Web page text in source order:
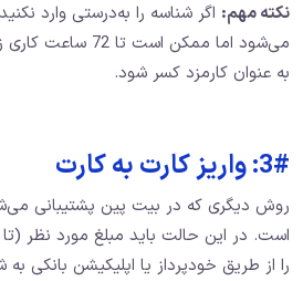
نکته مهم: اگر شناسه را به‌درستی وارد
می‌شود اما ممکن
به عنوان کارمزد کسر شود.
3#: واریز کارت ‌به‌ کارت
روش دیگری که در بیت‌ پین پشتیبانی
را از طریق خودپرداز یا اپلیکیشن بانکی به